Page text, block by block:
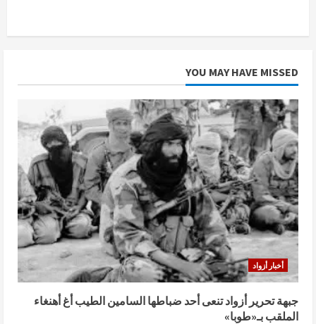
YOU MAY HAVE MISSED
أخبار أزواد
جبهة تحرير أزواد تنعى أحد ضباطها السامين الطيب أغ أهنغاء
الملقب بـ«طوبا»